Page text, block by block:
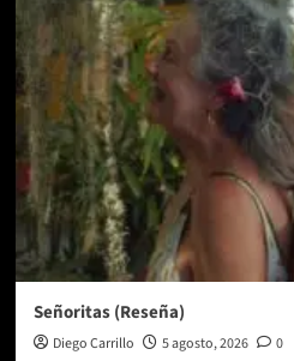
Señoritas (Reseña)
Diego Carrillo 5 agosto, 2026 0